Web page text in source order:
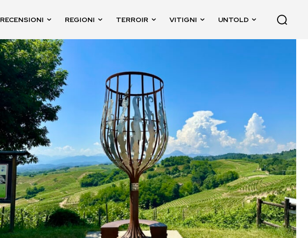
RECENSIONI REGIONI TERROIR VITIGNI UNTOLD